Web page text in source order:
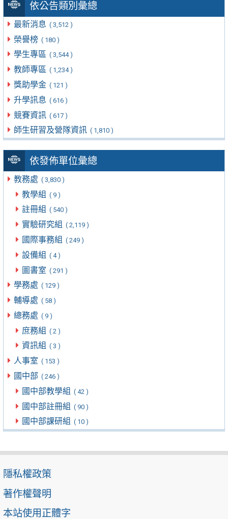
依公告類別彙總
最新消息 ( 3,512 )
榮譽榜 ( 180 )
學生專區 ( 3,544 )
教師專區 ( 1,234 )
獎助學金 ( 121 )
升學訊息 ( 616 )
競賽資訊 ( 617 )
師生研習及營隊資訊 ( 1,810 )
依發佈單位彙總
教務處 ( 3,830 )
教學組 ( 9 )
註冊組 ( 540 )
實驗研究組 ( 2,119 )
國際事務組 ( 249 )
設備組 ( 4 )
圖書室 ( 291 )
學務處 ( 129 )
輔導處 ( 58 )
總務處 ( 9 )
庶務組 ( 2 )
資訊組 ( 3 )
人事室 ( 153 )
國中部 ( 246 )
國中部教學組 ( 42 )
國中部註冊組 ( 90 )
國中部課研組 ( 10 )
隱私權政策
著作權聲明
本站使用正體字